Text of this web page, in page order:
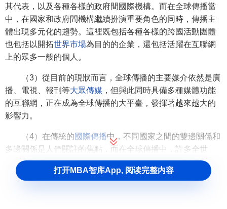
其代表，以及各種各樣的政府間國際機構。而在全球傳播當
中，在國家和政府間機構繼續扮演重要角色的同時，傳播主
體出現多元化的趨勢。這裡既包括各種各樣的跨國活動團體
也包括以開拓世界市場為目的的企業，還包括活躍在互聯網
上的眾多一般的個人。
（3）從目前的現狀而言，全球傳播的主要媒介依然是廣
播、電視、報刊等大眾傳媒 ，但與此同時具備多種媒體功能
的互聯網，正在成為全球傳播的大平臺，發揮著越來越大的
影響力。
（4）在傳統的國際傳播中，不同國家之間的雙邊關係和
多邊關係是人們關註的焦點，而在全球傳播中，許多全世
界、全人類範圍的問題受到人們的重視。
例如，人口問題、資源問題、環境問題、貧困與饑餓問
打开MBA智库App, 阅读完整内容